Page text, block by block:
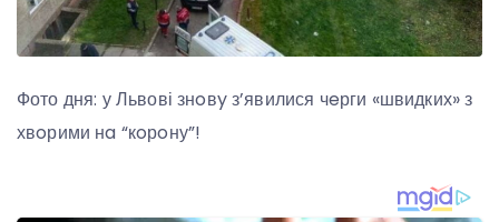
Фото дня: у Львові знoвy з’явилися чeрги «швидких» з
хвoрими нa “кoрoну”!